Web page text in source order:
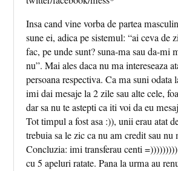
Insa cand vine vorba de partea
sune ei, adica pe sistemul: “ai ceva de
fac, pe unde sunt? suna-ma sau da-mi
nu”. Mai ales daca nu ma intereseaza
persoana respectiva. Ca ma suni odata
imi dai mesaje la 2 zile sau alte cele,
dar sa nu te astepti ca iti voi da eu
Tot timpul a fost asa :)), unii erau atat
trebuia sa le zic ca nu am credit sau nu
Concluzia: imi transferau centi
cu 5 apeluri ratate. Pana la urma au